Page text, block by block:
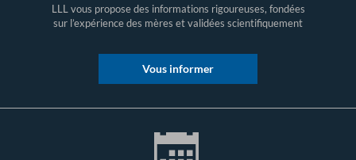
LLL vous propose des informations rigoureuses, fondées
sur l’expérience des mères et validées scientifiquement
Vous informer